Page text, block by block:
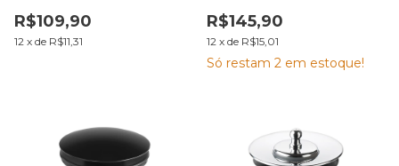
R$109,90
12 x de R$11,31
1616 C20 7048475
R$145,90
12 x de R$15,01
Só restam 2 em estoque!